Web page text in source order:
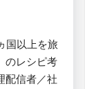
国以上を旅
のレシピ考
配信者／社